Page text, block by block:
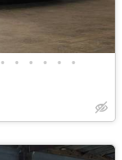
• • • • • •